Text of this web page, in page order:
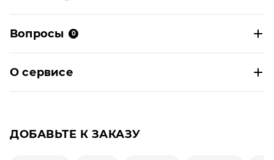
Вопросы 0
О сервисе
ДОБАВЬТЕ К ЗАКАЗУ